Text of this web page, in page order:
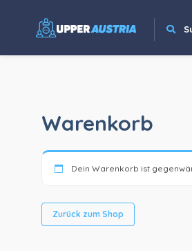
Warenkorb
Dein Warenkorb ist
Zurück zum Shop